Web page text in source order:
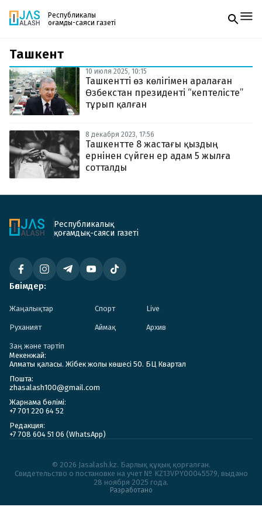
Республикалық
қоғамдық-саяси газеті
Жаңалықтар
Спорт
Live
Руханият
Аймақ
Архив
Заң және тәртіп
Редакциямен байланыс
+7 708 604 51 06
Жарнама бөлімі
Пошта
Газетке жазылу
PDF форматтағы газетті ай сайын электронды
поштаңызға алып отырыңыз. Жаңа нөмір
шыққан сәтте сізге бірден жіберіледі. Тек email
Ташкент
10 июля 2025, 10:15
Ташкентті өз көлігімен аралаған
Өзбекстан президенті “кептелісте”
тұрып қалған
8 декабря 2023, 17:56
Ташкентте 8 жастағы қыздың
ернінен сүйген ер адам 5 жылға
сотталды
Республикалық
қоғамдық-саяси газеті
Бөлімдер:
Жаңалықтар Спорт Live
Руханият Аймақ Архив
Заң және тәртіп
Мекенжай:
Алматы қаласы. Жібек жолы көшесі 50. БЦ Квартал
Пошта:
zhasalash100@gmail.com
Жарнама бөлімі:
+7 701 220 64 52
Редакция:
+7 708 604 51 06 (WhatsApp)
© 2026 Jasalash.kz. Барлық құқық қорғалған.
Cвидетельство о постановке на учет № KZ13VPY00045579, выдано
28 ноября 2025 года.
Разработано